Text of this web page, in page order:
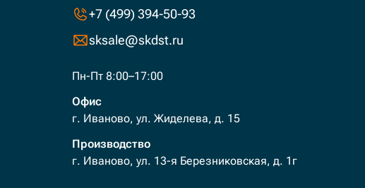
+7 (499) 394-50-93
sksale@skdst.ru
Пн-Пт 8:00–17:00
Офис
г. Иваново, ул. Жиделева, д. 15
Производство
г. Иваново, ул. 13-я Березниковская, д. 1г